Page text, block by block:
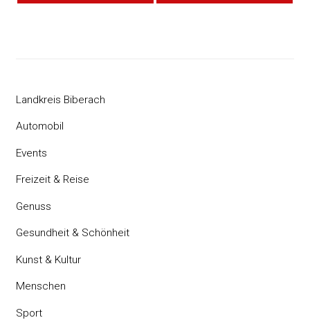
Landkreis Biberach
Automobil
Events
Freizeit & Reise
Genuss
Gesundheit & Schönheit
Kunst & Kultur
Menschen
Sport